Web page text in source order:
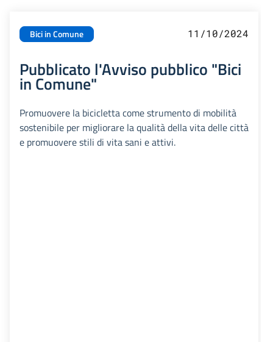
Bici in Comune 11/10/2024
Pubblicato l'Avviso pubblico "Bici
in Comune"
Promuovere la bicicletta come strumento di mobilità
sostenibile per migliorare la qualità della vita delle città
e promuovere stili di vita sani e attivi.